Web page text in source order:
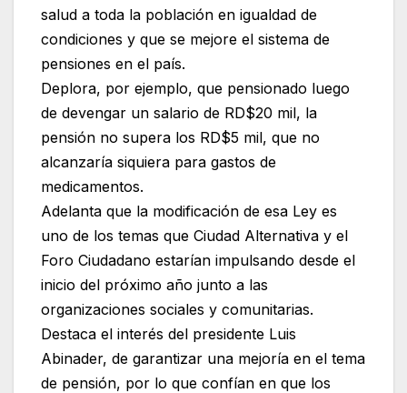
salud a toda la población en igualdad de
condiciones y que se mejore el sistema de
pensiones en el país.
Deplora, por ejemplo, que pensionado luego
de devengar un salario de RD$20 mil, la
pensión no supera los RD$5 mil, que no
alcanzaría siquiera para gastos de
medicamentos.
Adelanta que la modificación de esa Ley es
uno de los temas que Ciudad Alternativa y el
Foro Ciudadano estarían impulsando desde el
inicio del próximo año junto a las
organizaciones sociales y comunitarias.
Destaca el interés del presidente Luis
Abinader, de garantizar una mejoría en el tema
de pensión, por lo que confían en que los